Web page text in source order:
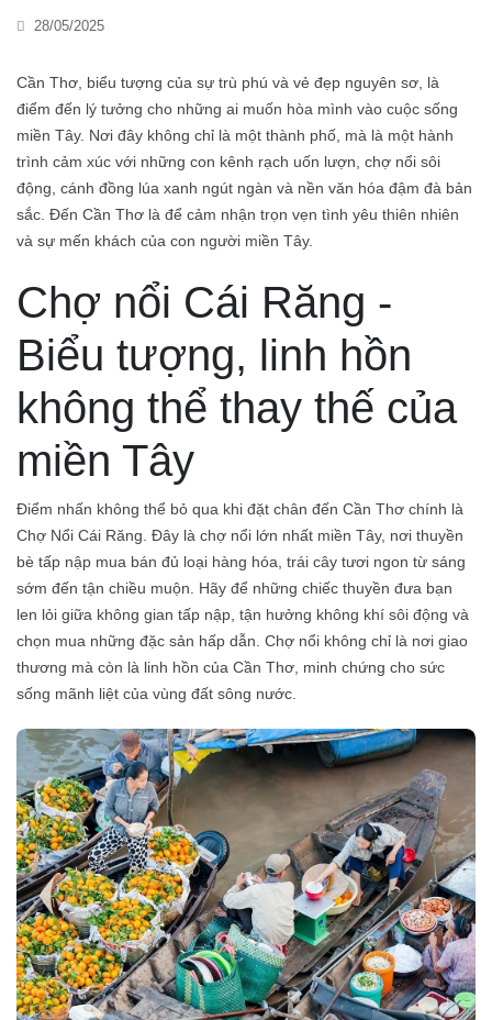
28/05/2025
Cần Thơ, biểu tượng của sự trù phú và vẻ đẹp nguyên sơ, là
điểm đến lý tưởng cho những ai muốn hòa mình vào cuộc sống
miền Tây. Nơi đây không chỉ là một thành phố, mà là một hành
trình cảm xúc với những con kênh rạch uốn lượn, chợ nổi sôi
động, cánh đồng lúa xanh ngút ngàn và nền văn hóa đậm đà bản
sắc. Đến Cần Thơ là để cảm nhận trọn vẹn tình yêu thiên nhiên
và sự mến khách của con người miền Tây.
Chợ nổi Cái Răng -
Biểu tượng, linh hồn
không thể thay thế của
miền Tây
Điểm nhấn không thể bỏ qua khi đặt chân đến Cần Thơ chính là
Chợ Nổi Cái Răng. Đây là chợ nổi lớn nhất miền Tây, nơi thuyền
bè tấp nập mua bán đủ loại hàng hóa, trái cây tươi ngon từ sáng
sớm đến tận chiều muộn. Hãy để những chiếc thuyền đưa bạn
len lỏi giữa không gian tấp nập, tận hưởng không khí sôi động và
chọn mua những đặc sản hấp dẫn. Chợ nổi không chỉ là nơi giao
thương mà còn là linh hồn của Cần Thơ, minh chứng cho sức
sống mãnh liệt của vùng đất sông nước.